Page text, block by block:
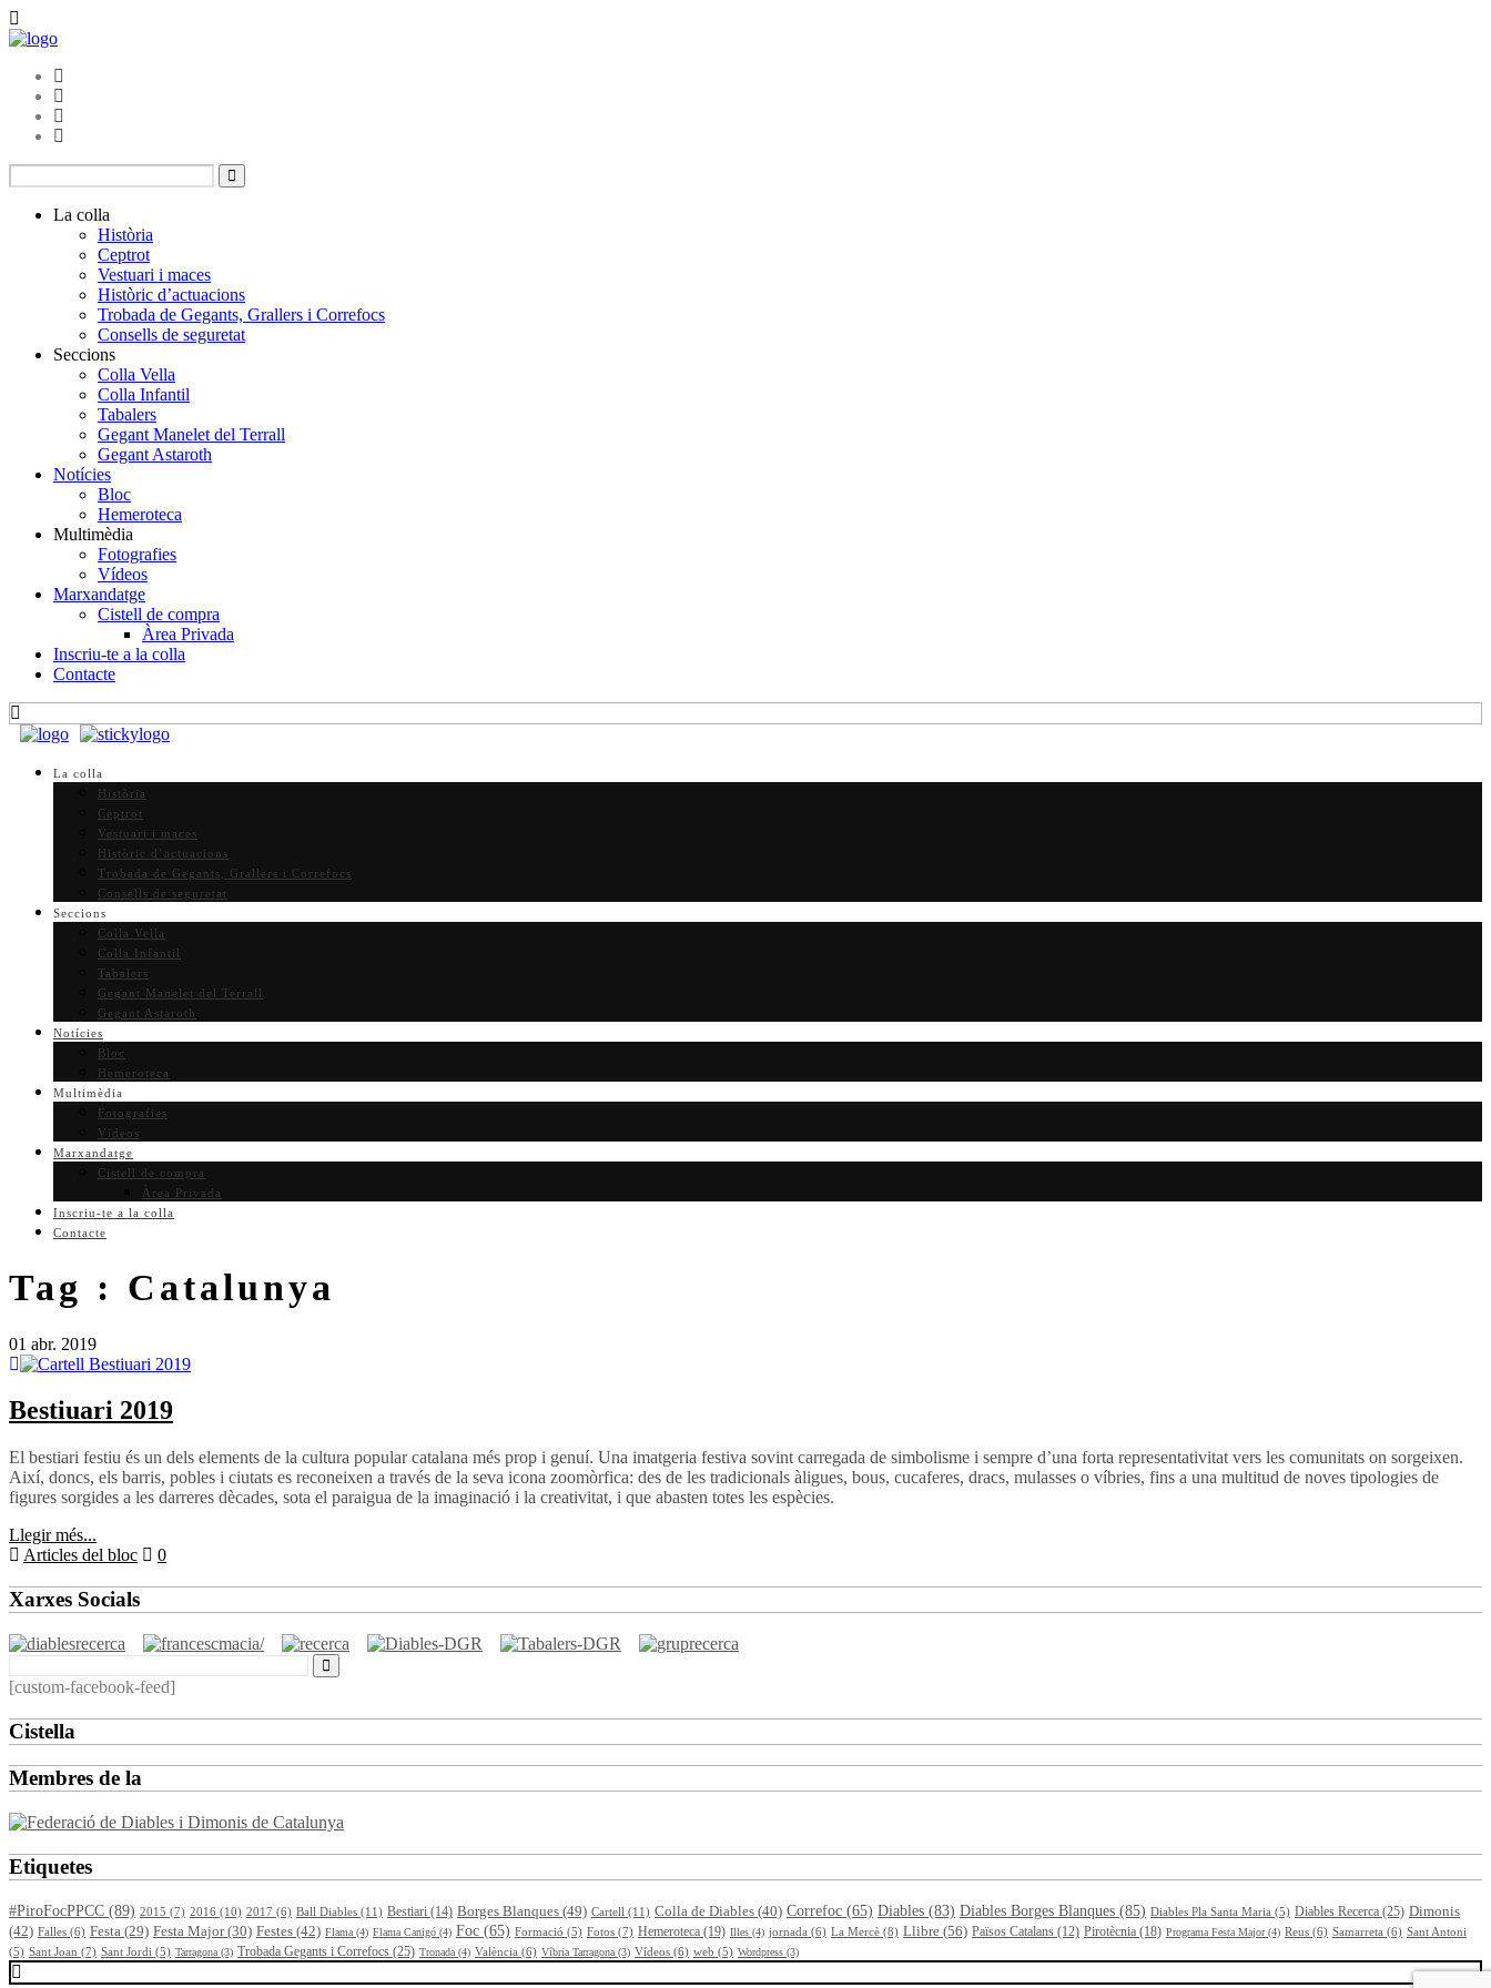
La colla
Història
Ceptrot
Vestuari i maces
Històric d’actuacions
Trobada de Gegants, Grallers i Correfocs
Consells de seguretat
Seccions
Colla Vella
Colla Infantil
Tabalers
Gegant Manelet del Terrall
Gegant Astaroth
Notícies
Bloc
Hemeroteca
Multimèdia
Fotografies
Vídeos
Marxandatge
Cistell de compra
Àrea Privada
Inscriu-te a la colla
Contacte
La colla
Història
Ceptrot
Vestuari i maces
Històric d’actuacions
Trobada de Gegants, Grallers i Correfocs
Consells de seguretat
Seccions
Colla Vella
Colla Infantil
Tabalers
Gegant Manelet del Terrall
Gegant Astaroth
Notícies
Bloc
Hemeroteca
Multimèdia
Fotografies
Vídeos
Marxandatge
Cistell de compra
Àrea Privada
Inscriu-te a la colla
Contacte
Tag : Catalunya
01 abr. 2019
Bestiuari 2019
El bestiari festiu és un dels elements de la cultura popular catalana més prop i genuí. Una imatgeria festiva sovint carregada de simbolisme i sempre d’una forta representativitat vers les comunitats on sorgeixen.
Així, doncs, els barris, pobles i ciutats es reconeixen a través de la seva icona zoomòrfica: des de les tradicionals àligues, bous, cucaferes, dracs, mulasses o víbries, fins a una multitud de noves tipologies de
figures sorgides a les darreres dècades, sota el paraigua de la imaginació i la creativitat, i que abasten totes les espècies.
Llegir més...
Articles del bloc
0
Xarxes Socials
[custom-facebook-feed]
Cistella
Membres de la
Etiquetes
#PiroFocPPCC (89) 2015 (7) 2016 (10) 2017 (6) Ball Diables (11) Bestiari (14) Borges Blanques (49) Cartell (11) Colla de Diables (40) Correfoc (65) Diables (83) Diables Borges Blanques (85) Diables Pla Santa Maria (5) Diables Recerca (25) Dimonis
(42) Falles (6) Festa (29) Festa Major(30) Festes (42) Flama (4) Flama Canigó (4) Foc (65) Formació (5) Fotos (7) Hemeroteca (19) Illes (4) jornada (6) La Mercè (8) Llibre (56) Països Catalans (12) Pirotècnia (18) Programa Festa Major(4) Reus (6) Samarreta (6) Sant Antoni
(5) Sant Joan (7) Sant Jordi (5) Tarragona (3) Trobada Gegants i Correfocs (25) Tronada (4) València (6) Víbria Tarragona (3) Vídeos (6) web (5) Wordpress (3)